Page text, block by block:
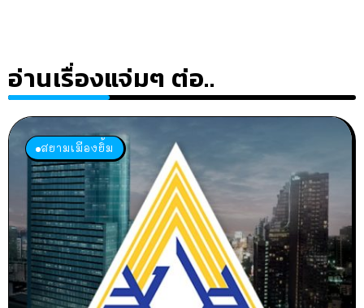
อ่านเรื่องแจ่มๆ ต่อ..
สยามเมืองยิ้ม